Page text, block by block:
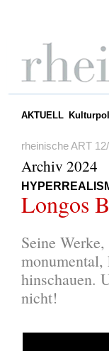
AKTUELL
rheinische ART
Archiv 2024
Longos
Seine
hinschauen.
nicht!